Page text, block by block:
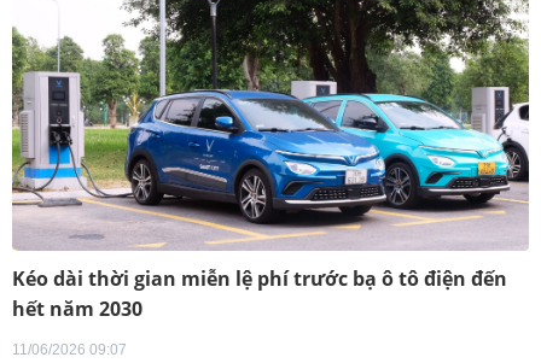
Kéo dài thời gian miễn lệ phí trước bạ ô tô điện đến
hết năm 2030
11/06/2026 09:07